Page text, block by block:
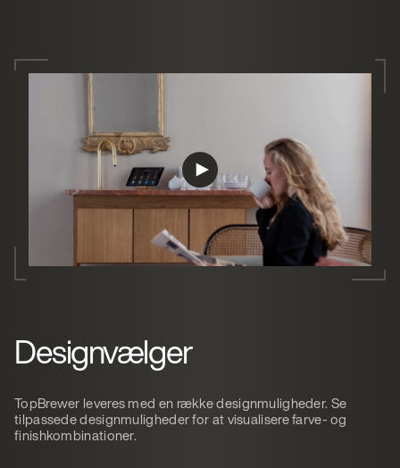
Designvælger
TopBrewer leveres med en række designmuligheder. Se
tilpassede designmuligheder for at visualisere farve- og
finishkombinationer.